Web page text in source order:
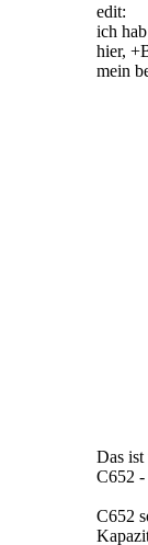
edit:
ich
hier,
mein
Das ist
C652
C652